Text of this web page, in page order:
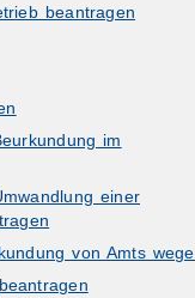
beantragen
im
einer
von Amts